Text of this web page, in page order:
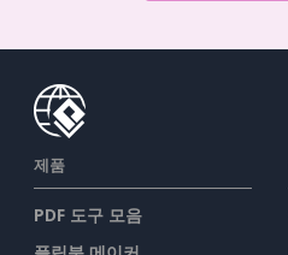
제품
PDF 도구 모음